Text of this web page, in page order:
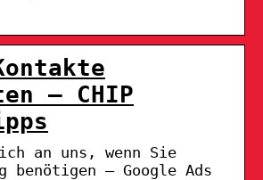
– CHIP
an uns, wenn Sie
benötigen – Google Ads